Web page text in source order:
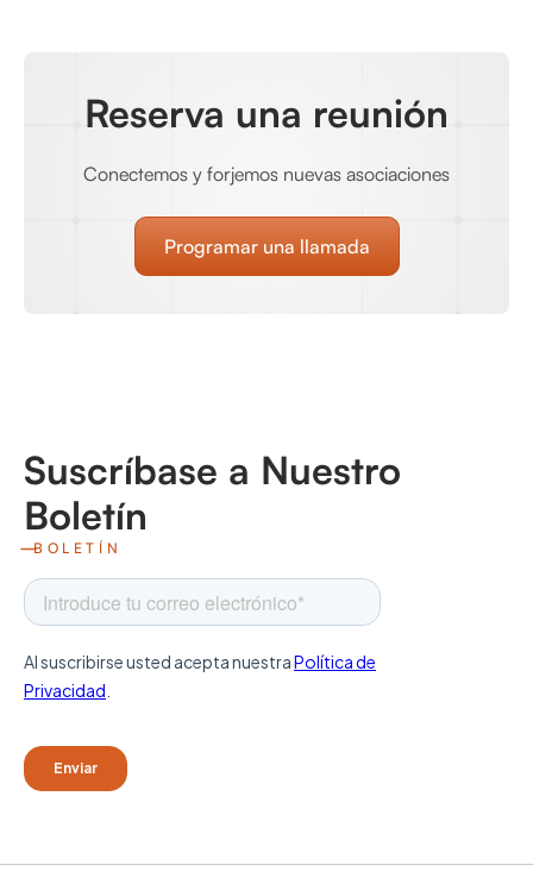
Reserva una reunión
Conectemos y forjemos nuevas asociaciones
Programar una llamada
Suscríbase a Nuestro
Boletín
BOLETÍN